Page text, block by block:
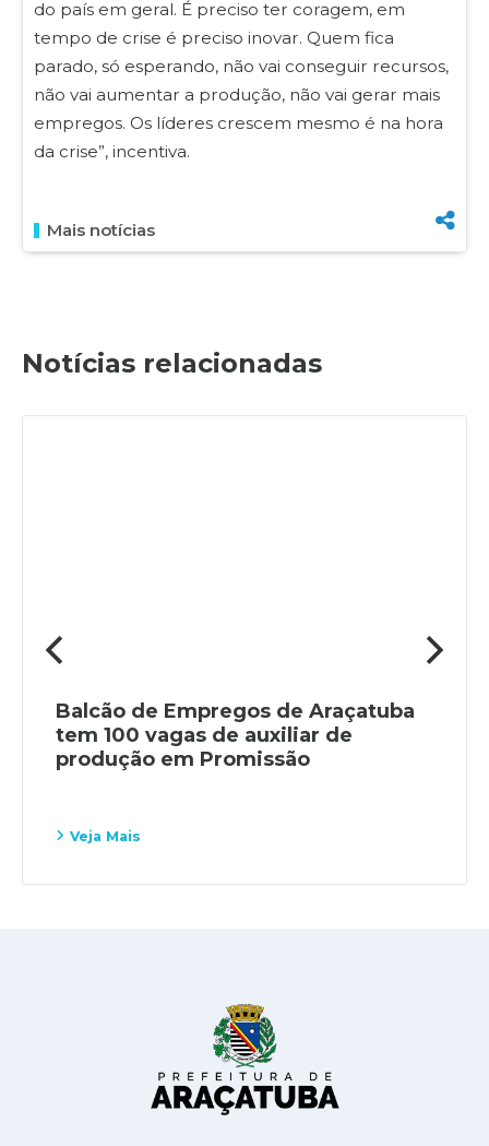
do país em geral. É preciso ter coragem, em
tempo de crise é preciso inovar. Quem fica
parado, só esperando, não vai conseguir recursos,
não vai aumentar a produção, não vai gerar mais
empregos. Os líderes crescem mesmo é na hora
da crise”, incentiva.
Mais notícias
Notícias relacionadas
Balcão de Empregos de Araçatuba
tem 100 vagas de auxiliar de
produção em Promissão
Veja Mais